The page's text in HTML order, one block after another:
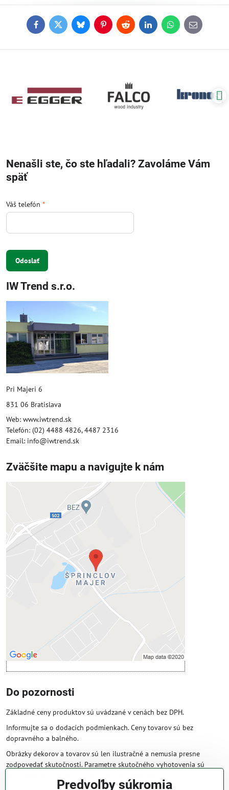
FacebookTwitterBlueskyPinterestReddit LinkedInWhatsApp
E-
mail
Nenašli ste, čo ste hľadali? Zavoláme Vám
späť
Váš telefón *
Odoslať
IW Trend s.r.o.
Pri Majeri 6
831 06 Bratislava
Web: www.iwtrend.sk
Telefón: (02) 4488 4826, 4487 2316
Email: info@iwtrend.sk
Zväčšite mapu a navigujte k nám
Externý obsah je blokovaný
Prajete si načítať externý obsah?
Povoliť tentokrát
Povoliť a zapamätať - súhlas s druhom
cookie: Funkčné
Otvoriť obsah v novom okne
Do pozornosti
Základné ceny produktov sú uvádzané v cenách bez DPH.
Informujte sa o dodacích podmienkach. Ceny tovarov sú bez
dopravného a balného.
Obrázky dekorov a tovarov sú len ilustračné a nemusia presne
zodpovedať skutočnosti. Parametre skutočného vyhotovenia sú
Predvoľby súkromia